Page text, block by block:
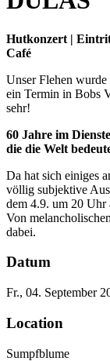
Hutkonzert |
Café
Unser Flehen
ein Termin in Bobs
sehr!
60 Jahre im
die die Welt
Da hat sich einiges
völlig subjektive
dem 4.9. um 20 Uhr
Von
dabei.
Datum
Fr., 04. September
Location
Sumpfblume